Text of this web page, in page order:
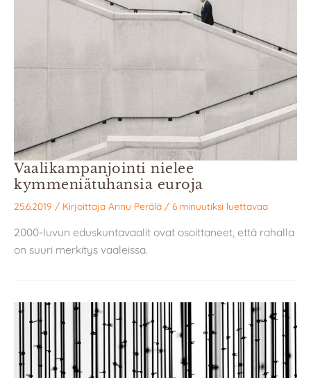
Vaalikampanjointi nielee
kymmeniätuhansia euroja
25.6.2019 / Kirjoittaja Annu Perälä / 6 minuutiksi luettavaa
2000-luvun eduskuntavaalit ovat osoittaneet, että rahalla
on suuri merkitys vaaleissa.